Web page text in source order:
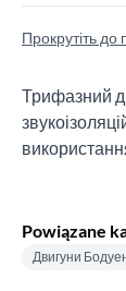
Прокрутіть до
Трифазний
Powiązane
Двигуни